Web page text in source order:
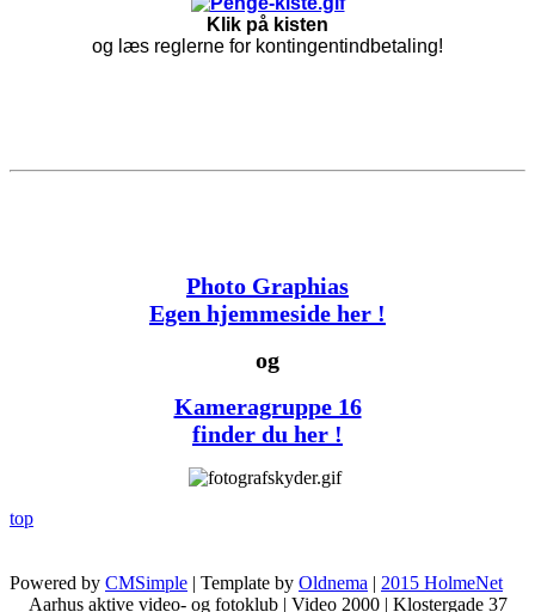
Klik på kisten
og læs reglerne for kontingentindbetaling!
Photo Graphias
Egen hjemmeside her !
og
Kameragruppe 16
finder du her !
top
Powered by CMSimple | Template by Oldnema | 2015 HolmeNet
Aarhus aktive video- og fotoklub | Video 2000 | Klostergade 37